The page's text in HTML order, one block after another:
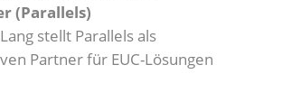
(Parallels)
stellt Parallels als
Partner für EUC-Lösungen